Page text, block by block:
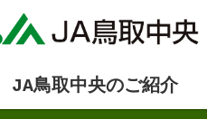
JA鳥取中央のご紹介